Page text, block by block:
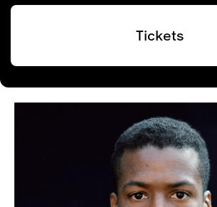
Tickets